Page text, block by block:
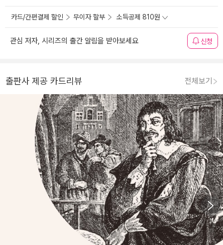
카드/간편결제 할인 무이자 할부 소득공제 810원
관심 저자, 시리즈의 출간 알림을 받아보세요 신청
출판사 제공 카드리뷰 전체보기